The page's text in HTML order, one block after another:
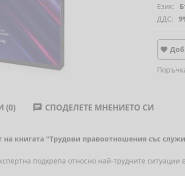
Език:
ДДС:

(0)  СПОДЕЛЕТЕ МНЕНИЕТО СИ
книгата "Трудови правоотношения със
подкрепа относно най-трудните ситуации